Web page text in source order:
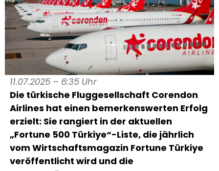
11.07.2025 – 6:35 Uhr
Die türkische Fluggesellschaft Corendon
Airlines hat einen bemerkenswerten Erfolg
erzielt: Sie rangiert in der aktuellen
„Fortune 500 Türkiye“-Liste, die jährlich
vom Wirtschaftsmagazin Fortune Türkiye
veröffentlicht wird und die